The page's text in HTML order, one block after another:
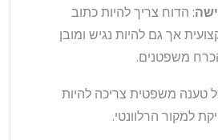
: הדוח צריך להיות כתוב
אך גם להיות נגיש ומובן
משפטנים.
טענה משפטית צריכה להיות
למקור הרלוונטי.